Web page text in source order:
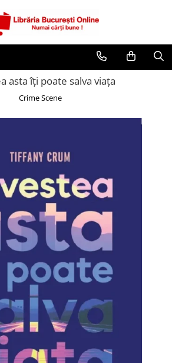
asta îți poate salva viața
Crime Scene